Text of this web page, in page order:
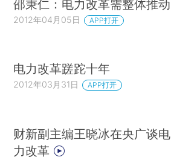
邵秉仁：电力改革需整体推动
2012年04月05日 APP打开
电力改革蹉跎十年
2012年03月31日 APP打开
财新副主编王晓冰在央广谈电
力改革